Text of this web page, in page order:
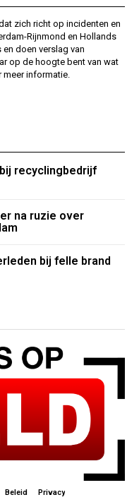
zich richt op incidenten en
Rijnmond en Hollands
doen verslag van
op de hoogte bent van wat
informatie.
recyclingbedrijf
na ruzie over
bij felle brand
Beleid Privacy